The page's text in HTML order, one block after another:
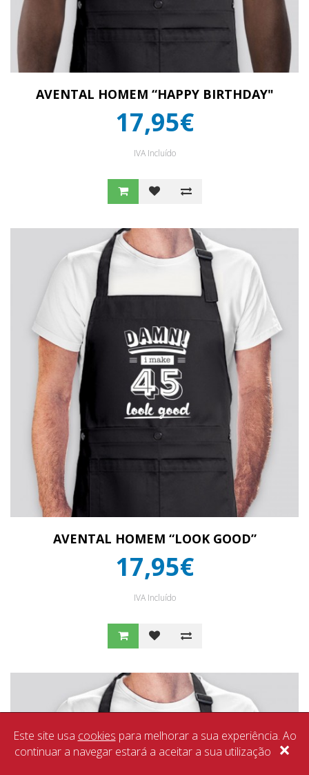
AVENTAL HOMEM “HAPPY BIRTHDAY"
17,95€
IVA Incluído
AVENTAL HOMEM “LOOK GOOD”
17,95€
IVA Incluído
Este site usa cookies para melhorar a sua experiência. Ao
continuar a navegar estará a aceitar a sua utilização ×